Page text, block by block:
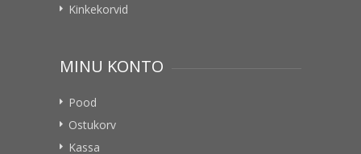
Kinkekorvid
MINU KONTO
Pood
Ostukorv
Kassa